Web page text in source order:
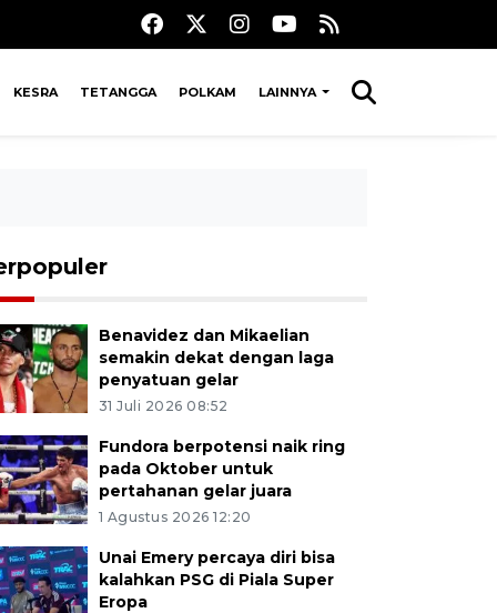
KESRA TETANGGA POLKAM LAINNYA
Benavidez dan Mikaelian
semakin dekat dengan laga
penyatuan gelar
31 Juli 2026 08:52
Fundora berpotensi naik ring
pada Oktober untuk
pertahanan gelar juara
1 Agustus 2026 12:20
Unai Emery percaya diri bisa
kalahkan PSG di Piala Super
Eropa